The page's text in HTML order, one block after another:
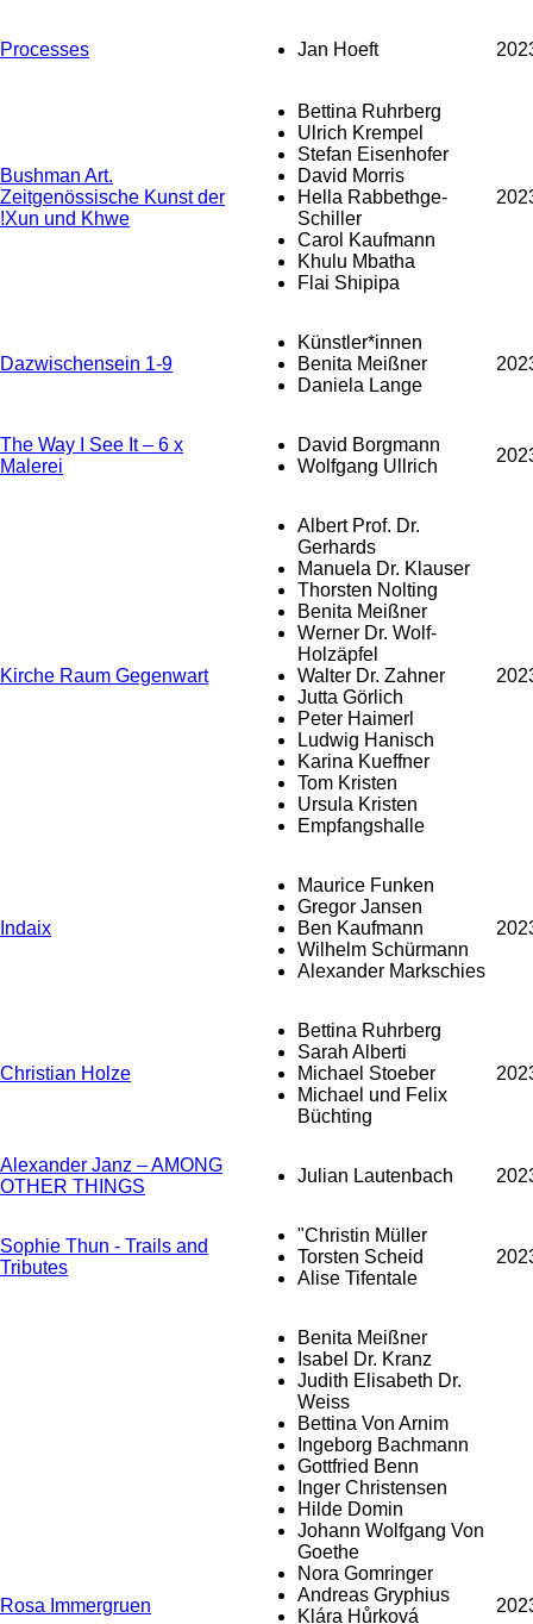
Processes Jan Hoeft
Bushman Art.
Zeitgenössische Kunst der
!Xun und Khwe
Bettina Ruhrberg
Ulrich Krempel
Stefan Eisenhofer
David Morris
Hella Rabbethge-
Schiller
Carol Kaufmann
Khulu Mbatha
Flai Shipipa
Dazwischensein 1-9
Künstler*innen
Benita Meißner
Daniela Lange
The Way I See It – 6 x
Malerei
David Borgmann
Wolfgang Ullrich
Kirche Raum Gegenwart
Albert Prof. Dr.
Gerhards
Manuela Dr. Klauser
Thorsten Nolting
Benita Meißner
Werner Dr. Wolf-
Holzäpfel
Walter Dr. Zahner
Jutta Görlich
Peter Haimerl
Ludwig Hanisch
Karina Kueffner
Tom Kristen
Ursula Kristen
Empfangshalle
Indaix
Maurice Funken
Gregor Jansen
Ben Kaufmann
Wilhelm Schürmann
Alexander Markschies
Christian Holze
Bettina Ruhrberg
Sarah Alberti
Michael Stoeber
Michael und Felix
Büchting
Alexander Janz – AMONG
OTHER THINGS
Julian Lautenbach
Sophie Thun - Trails and
Tributes
"Christin Müller
Torsten Scheid
Alise Tifentale
Rosa Immergruen
Benita Meißner
Isabel Dr. Kranz
Judith Elisabeth Dr.
Weiss
Bettina Von Arnim
Ingeborg Bachmann
Gottfried Benn
Inger Christensen
Hilde Domin
Johann Wolfgang Von
Goethe
Nora Gomringer
Andreas Gryphius
Klára Hůrková